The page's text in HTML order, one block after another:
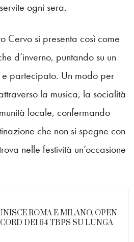
ogni sera.
Cervo si presenta così come
d’inverno, puntando su un
partecipato. Un modo per
la musica, la socialità
locale, confermando
che non si spegne con
nelle festività un’occasione
ROMA E MILANO, OPEN
DEI 64 TBPS SU LUNGA